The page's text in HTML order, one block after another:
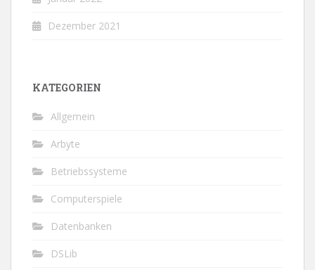
Dezember 2021
KATEGORIEN
Allgemein
Arbyte
Betriebssysteme
Computerspiele
Datenbanken
DSLib